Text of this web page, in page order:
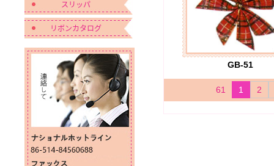
スリッパ
リボンカタログ
GB-51
61 1 2